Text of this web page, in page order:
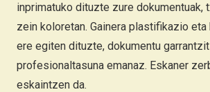
inprimatuko dituzte zure dokumentuak,
zein koloretan. Gainera plastifikazio eta
ere egiten dituzte, dokumentu
profesionaltasuna emanaz. Eskaner
eskaintzen da.